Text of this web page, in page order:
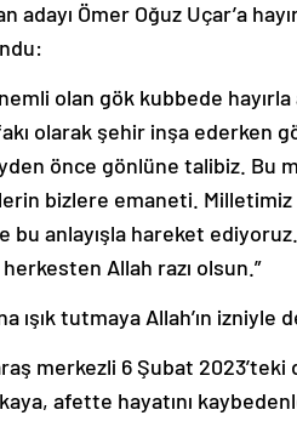
adayı Ömer Oğuz Uçar’a
olan gök kubbede
olarak şehir inşa ederken
önce gönlüne talibiz. Bu
bizlere emaneti.
bu anlayışla hareket
Allah razı olsun.”
ışık tutmaya Allah’ın
merkezli 6 Şubat
afette hayatını